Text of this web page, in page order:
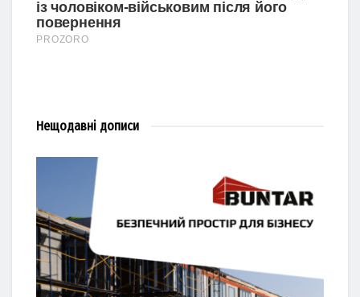
Нещодавні дописи